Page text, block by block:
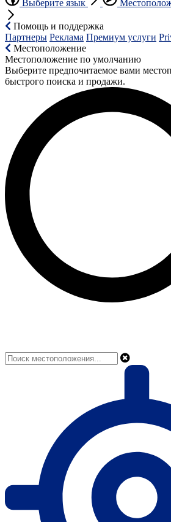
Выберите язык
Помощь и поддержка
Партнеры Реклама Премиум услуги
Местоположение
Местоположение по умолчанию
Выберите предпочитаемое вами
быстрого поиска и продажи.